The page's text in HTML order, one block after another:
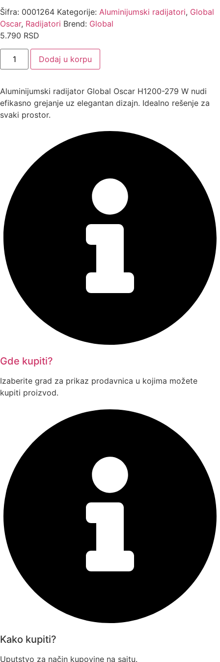
Šifra: 0001264 Kategorije: Aluminijumski radijatori, Global
Oscar, Radijatori Brend: Global
5.790 RSD
Aluminijumski
radijator
Global
279
W
količina
Dodaj u korpu
Aluminijumski radijator Global Oscar H1200-279 W nudi
efikasno grejanje uz elegantan dizajn. Idealno rešenje za
svaki prostor.
Gde kupiti?
Izaberite grad za prikaz prodavnica u kojima možete
kupiti proizvod.
Kako kupiti?
Uputstvo za način kupovine na sajtu.